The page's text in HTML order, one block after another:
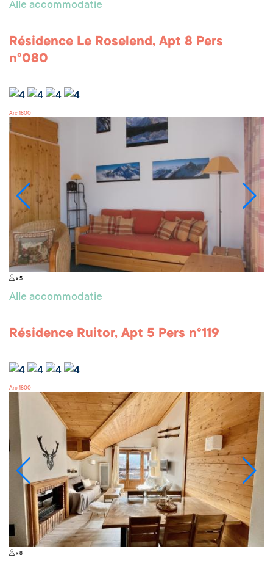
Alle accommodatie
Résidence Le Roselend, Apt 8 Pers
n°080
Arc 1800
x 5
Alle accommodatie
Résidence Ruitor, Apt 5 Pers n°119
Arc 1800
x 8